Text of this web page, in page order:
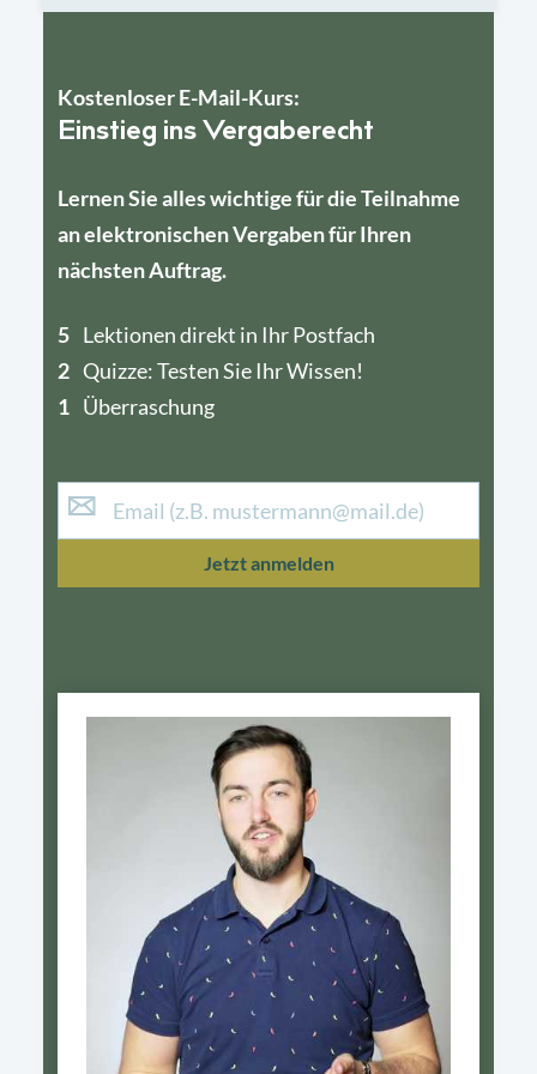
Kostenloser E-Mail-Kurs:
Einstieg ins Vergaberecht
Lernen Sie alles wichtige für die Teilnahme
an elektronischen Vergaben für Ihren
nächsten Auftrag.
5 Lektionen direkt in Ihr Postfach
2 Quizze: Testen Sie Ihr Wissen!
1 Überraschung
4
1
Jetzt anmelden